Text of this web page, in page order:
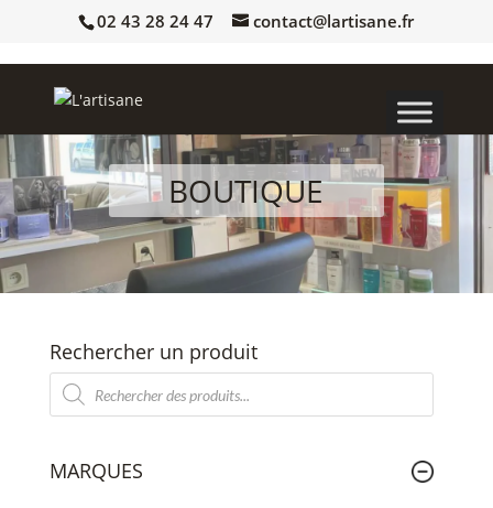
02 43 28 24 47 contact@lartisane.fr
BOUTIQUE
Rechercher un produit
Recherche
de
produits
MARQUES